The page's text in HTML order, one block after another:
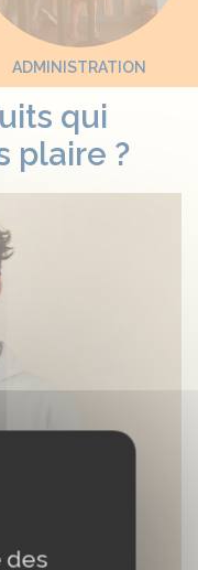
ADMINISTRATION
qui
plaire ?
des